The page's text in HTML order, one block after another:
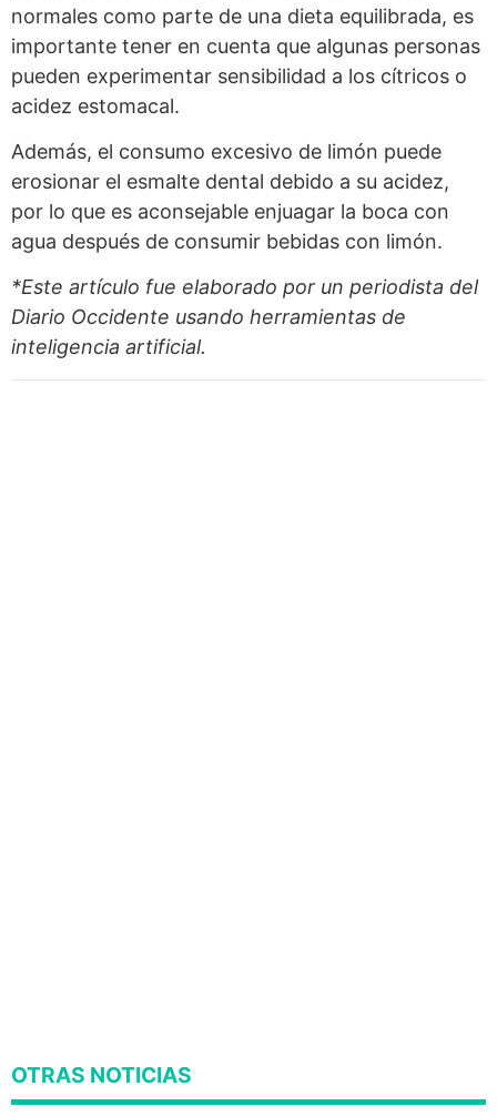
normales como parte de una dieta equilibrada, es
importante tener en cuenta que algunas personas
pueden experimentar sensibilidad a los cítricos o
acidez estomacal.
Además, el consumo excesivo de limón puede
erosionar el esmalte dental debido a su acidez,
por lo que es aconsejable enjuagar la boca con
agua después de consumir bebidas con limón.
*Este artículo fue elaborado por un periodista del
Diario Occidente usando herramientas de
inteligencia artificial.
OTRAS NOTICIAS